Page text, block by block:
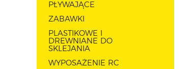
PŁYWAJĄCE
ZABAWKI
PLASTIKOWE I
DREWNIANE DO
SKLEJANIA
WYPOSAŻENIE RC